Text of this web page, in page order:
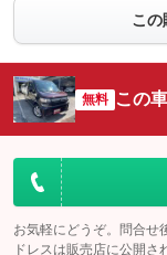
この
無料 この
お気軽にどうぞ。問合せ
ドレスは販売店に公開さ